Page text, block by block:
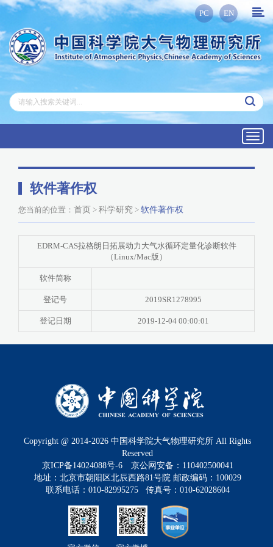
PC EN
软件著作权
您当前的位置： 首页 > 科学研究 > 软件著作权
EDRM-CAS拉格朗日拓展动力大气水循环定量化诊断软件
（Linux/Mac版）
软件简称
登记号 2019SR1278995
登记日期 2019-12-04 00:00:01
Copyright @ 2014-2026 中国科学院大气物理研究所 All Rights
Reserved
京ICP备14024088号-6
京公网安备：110402500041
地址：北京市朝阳区北辰西路81号院 邮政编码：100029
联系电话：010-82995275 传真号：010-62028604